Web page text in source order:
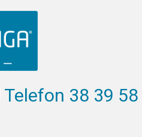
Telefon 38 39 58